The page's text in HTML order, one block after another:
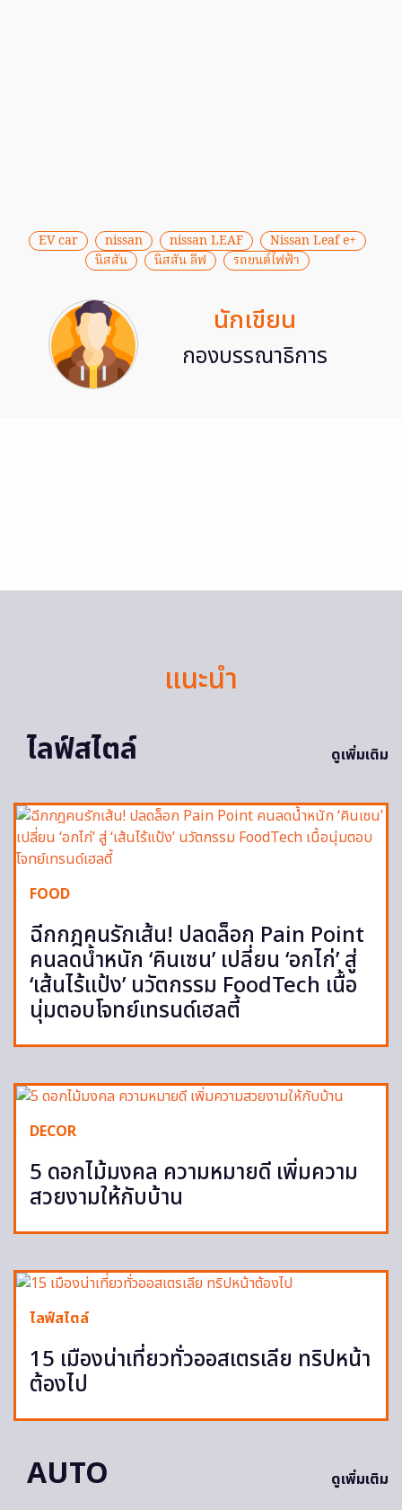
EV car nissan nissan LEAF
Nissan Leaf e+
นิสสัน
นิสสัน ลีฟ รถยนต์ไฟฟ้า
นักเขียน
กองบรรณาธิการ
แนะนำ
ไลฟ์สไตล์
ดูเพิ่มเติม
FOOD
ฉีกกฎคนรักเส้น! ปลดล็อก Pain Point
คนลดน้ำหนัก ‘คินเซน’ เปลี่ยน ‘อกไก่’ สู่
‘เส้นไร้แป้ง’ นวัตกรรม FoodTech เนื้อ
นุ่มตอบโจทย์เทรนด์เฮลตี้
DECOR
5 ดอกไม้มงคล ความหมายดี เพิ่มความ
สวยงามให้กับบ้าน
ไลฟ์สไตล์
15 เมืองน่าเที่ยวทั่วออสเตรเลีย ทริปหน้า
ต้องไป
AUTO ดูเพิ่มเติม